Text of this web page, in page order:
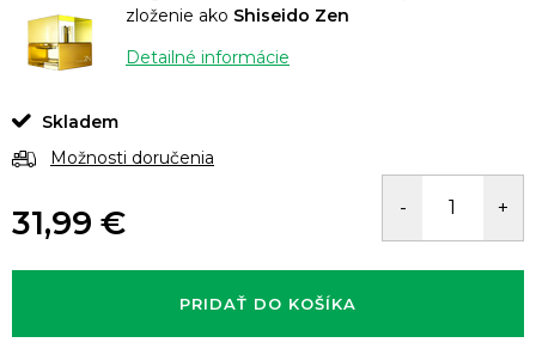
zloženie ako Shiseido Zen
Detailné informácie
Skladem
Možnosti doručenia
31,99 €
cena:
PRIDAŤ DO KOŠÍKA